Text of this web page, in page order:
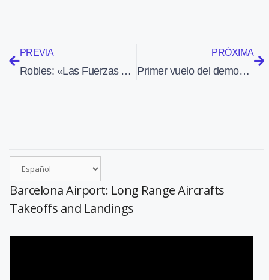
PREVIA
Robles: «Las Fuerzas Armadas nunca dejan a nadie atrás»
PRÓXIMA
Primer vuelo del demostrador RACER de Airbus Helicopters
Barcelona Airport: Long Range Aircrafts
Takeoffs and Landings